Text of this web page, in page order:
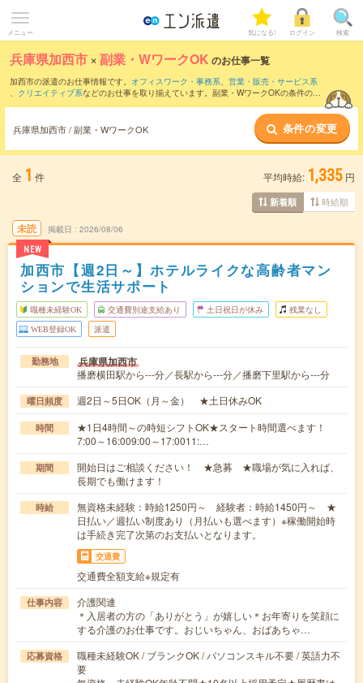
メニュー 気になる! ログイン 検索
兵庫県加西市 ×副業・WワークOK のお仕事一覧
加西市の派遣のお仕事情報です。 オフィスワーク・事務系、 営業・販売・サービス系
、 クリエイティブ系などのお仕事を取り揃えています。副業・WワークOKの条件の他
兵庫県加西市 / 副業・WワークOK 条件の変更
全 1 件 平均時給: 1,335 円
新着順 時給順
未読
NEW
掲載日 2026/08/06
加西市【週2日～】ホテルライクな高齢者マン
ションで生活サポート
職種未経験OK 交通費別途支給あり 土日祝日が休み 残業なし
WEB登録OK 派遣
勤務地 兵庫県加西市
播磨横田駅から---分／長駅から---分／播磨下里駅から---分
曜日頻度 週2日～5日OK（月～金） ★土日休みOK
時間
★1日4時間～の時短シフトOK★スタート時間選べます！
7:00～16:009:00～17:0011:…
期間
開始日はご相談ください！ ★急募 ★職場が気に入れば、
長期でも働けます！
時給
無資格未経験：時給1250円～ 経験者：時給1450円～ ★
日払い／週払い制度あり（月払いも選べます）※稼働開始時
は手続き完了次第のお支払いとなります。
交通費
交通費全額支給※規定有
仕事内容
介護関連
＊入居者の方の「ありがとう」が嬉しい＊お年寄りを笑顔に
する介護のお仕事です。おじいちゃん、おばあちゃ…
応募資格
職種未経験OK / ブランクOK / パソコンスキル不要 / 英語力不
要